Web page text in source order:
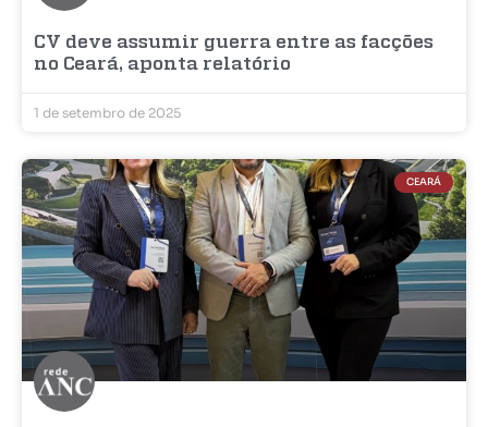
CV deve assumir guerra entre as facções
no Ceará, aponta relatório
1 de setembro de 2025
CEARÁ